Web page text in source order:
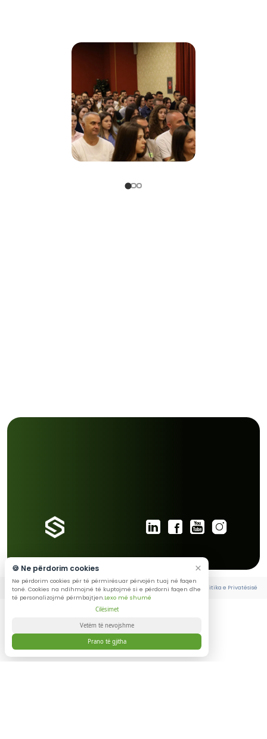
kontribuojnë më shumë dhe ecin përpara
Natyra simulon me të fortët, ndërsa njerëzit shpesh
dobëtit.. Qëllimi ynë është të zgjerojmë rrethin e atyre
duke i stimuluar dhe mbështetur edhe më shumë.